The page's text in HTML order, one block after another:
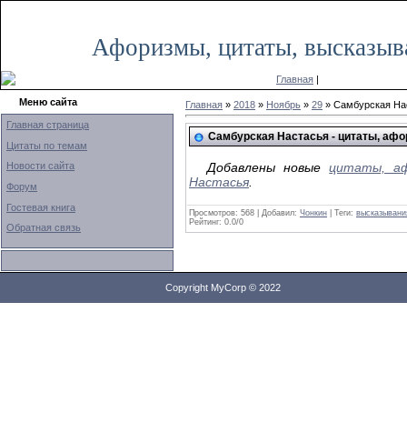
Афоризмы, цитаты,
Главная |
Меню сайта
Главная страница
Цитаты по темам
Новости сайта
Форум
Гостевая книга
Обратная связь
Главная » 2018 » Ноябрь » 29 » Самбурская
Самбурская Настасья - цитаты,
Добавлены новыецитаты,
Настасья.
Просмотров: 568 | Добавил: Чонкин | Теги:
Рейтинг: 0.0/0
Copyright MyCorp © 2022